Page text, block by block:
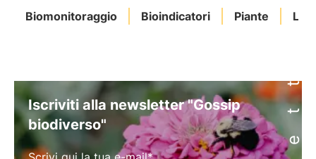
Biomonitoraggio Bioindicatori Piante
Iscriviti alla newsletter "Gossip
biodiverso"